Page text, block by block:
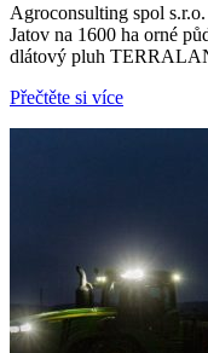
Agroconsulting spol
Jatov na 1600 ha orné
dlátový pluh
Přečtěte si více